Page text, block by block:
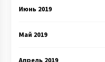
Июнь 2019
Май 2019
Апрель 2019